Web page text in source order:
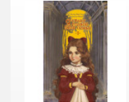
(из 2-х книг)